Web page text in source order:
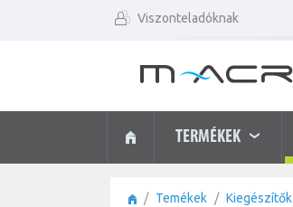
Viszonteladóknak
TERMÉKEK
Temékek Kiegészítők